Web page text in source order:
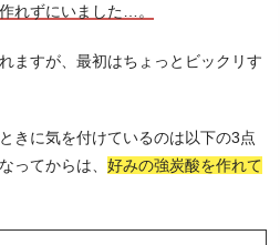
れずにいました…。
ますが、最初はちょっとビックリす
きに気を付けているのは以下の3点
ってからは、 好みの強炭酸を作れて